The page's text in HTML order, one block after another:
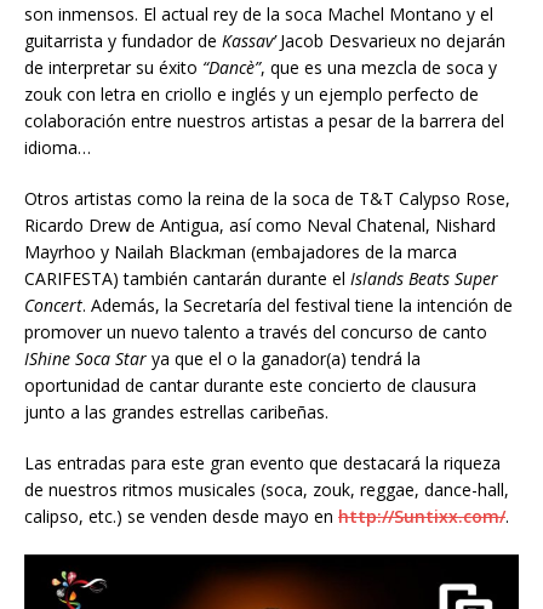
son inmensos. El actual rey de la soca Machel Montano y el
guitarrista y fundador de Kassav’Jacob Desvarieux no dejarán
de interpretar su éxito “Dancè”, que es una mezcla de soca y
zouk con letra en criollo e inglés y un ejemplo perfecto de
colaboración entre nuestros artistas a pesar de la barrera del
idioma…
Otros artistas como la reina de la soca de T&T Calypso Rose,
Ricardo Drew de Antigua, así como Neval Chatenal, Nishard
Mayrhoo y Nailah Blackman (embajadores de la marca
CARIFESTA) también cantarán durante el Islands Beats Super
Concert. Además, la Secretaría del festival tiene la intención de
promover un nuevo talento a través del concurso de canto
IShine Soca Star ya que el o la ganador(a) tendrá la
oportunidad de cantar durante este concierto de clausura
junto a las grandes estrellas caribeñas.
Las entradas para este gran evento que destacará la riqueza
de nuestros ritmos musicales (soca, zouk, reggae, dance-hall,
calipso, etc.) se venden desde mayo en http://Suntixx.com/.